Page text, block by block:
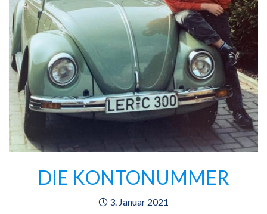
DIE KONTONUMMER
3. Januar 2021